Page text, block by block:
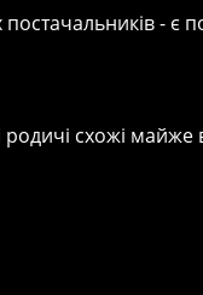
-
родичі схожі